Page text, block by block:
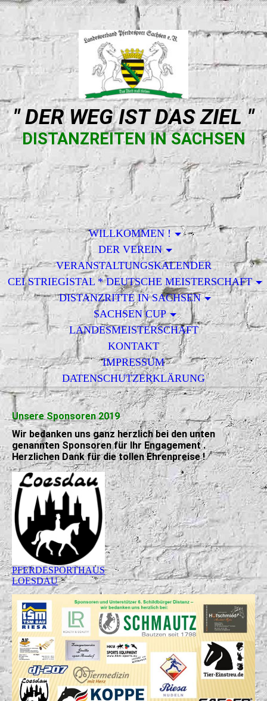
" DER WEG IST DAS ZIEL "
DISTANZREITEN IN SACHSEN
WILLKOMMEN !
DER VEREIN
VERANSTALTUNGSKALENDER
CEI STRIEGISTAL * DEUTSCHE MEISTERSCHAFT
DISTANZRITTE IN SACHSEN
SACHSEN CUP
LANDESMEISTERSCHAFT
KONTAKT
IMPRESSUM
DATENSCHUTZERKLÄRUNG
Unsere Sponsoren 2019
Wir bedanken uns ganz herzlich bei den unten
genannten Sponsoren für Ihr Engagement .
Herzlichen Dank für die tollen Ehrenpreise !
PFERDESPORTHAUS
LOESDAU